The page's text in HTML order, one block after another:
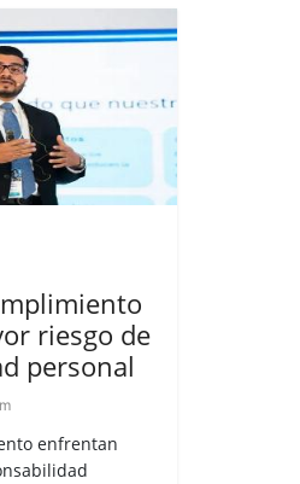
riesgo de
personal
enfrentan